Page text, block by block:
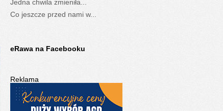
Jedna chwila zmieniła...
Co jeszcze przed nami w...
eRawa na Facebooku
Reklama